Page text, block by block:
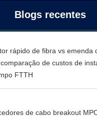
Blogs recentes
rápido de fibra vs emenda
de custos de
FTTH
de cabo breakout